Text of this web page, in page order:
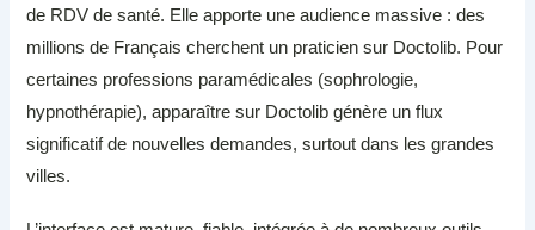
de RDV de santé. Elle apporte une audience massive : des
millions de Français cherchent un praticien sur Doctolib. Pour
certaines professions paramédicales (sophrologie,
hypnothérapie), apparaître sur Doctolib génère un flux
significatif de nouvelles demandes, surtout dans les grandes
villes.